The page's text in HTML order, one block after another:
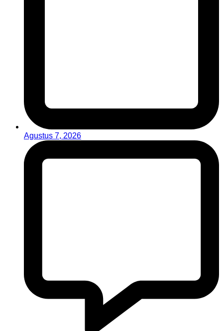
Agustus 7, 2026